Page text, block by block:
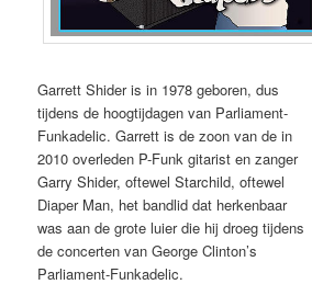
Garrett Shider is in 1978 geboren, dus
tijdens de hoogtijdagen van Parliament-
Funkadelic. Garrett is de zoon van de in
2010 overleden P-Funk gitarist en zanger
Garry Shider, oftewel Starchild, oftewel
Diaper Man, het bandlid dat herkenbaar
was aan de grote luier die hij droeg tijdens
de concerten van George Clinton’s
Parliament-Funkadelic.